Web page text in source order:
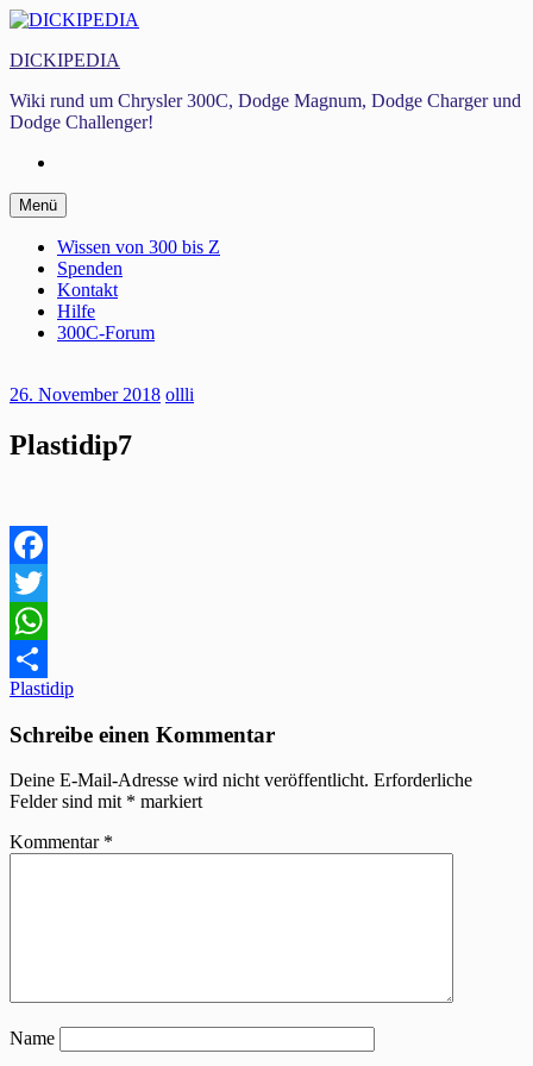
Zum
springen
DICKIPEDIA
Wiki rund um Chrysler 300C, Dodge Magnum, Dodge Charger und
Dodge Challenger!
Menü Zum
Inhalt
springen
Wissen von 300 bis Z
Spenden
Kontakt
Hilfe
300C-Forum
26. November 2018 ollli
Plastidip7
Facebook
Twitter
WhatsApp
Teilen
Beitragsnavigation
Plastidip
Schreibe einen Kommentar
Deine E-Mail-Adresse wird nicht veröffentlicht. Erforderliche
Felder sind mit * markiert
Kommentar *
Name